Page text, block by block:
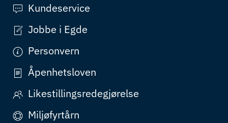
Kundeservice
Jobbe i Egde
Personvern
Åpenhetsloven
Likestillingsredegjørelse
Miljøfyrtårn